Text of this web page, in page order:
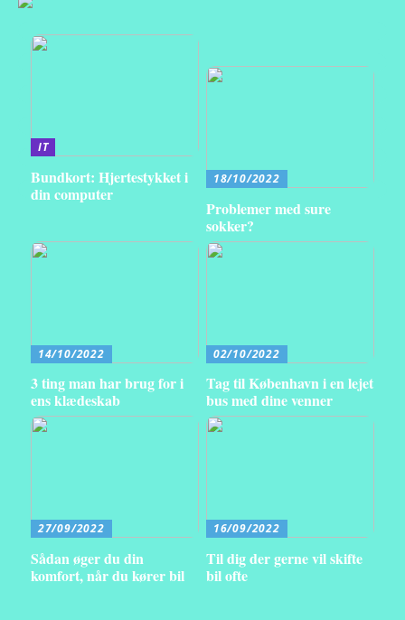
IT
Bundkort: Hjertestykket i
din computer
18/10/2022
Problemer med sure
sokker?
14/10/2022
3 ting man har brug for i
ens klædeskab
02/10/2022
Tag til København i en lejet
bus med dine venner
27/09/2022
Sådan øger du din
komfort, når du kører bil
16/09/2022
Til dig der gerne vil skifte
bil ofte